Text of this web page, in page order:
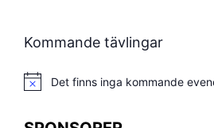
Kommande tävlingar
Notis Det finns inga kommande